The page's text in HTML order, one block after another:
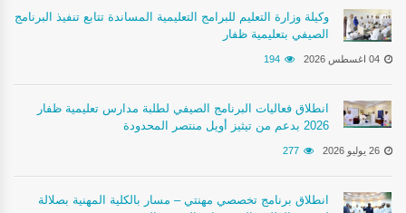
وكيلة وزارة التعليم للبرامج التعليمية المساندة تتابع تنفيذ البرنامج
الصيفي بتعليمية ظفار
04 اغسطس 2026 194
انطلاق فعاليات البرنامج الصيفي لطلبة مدارس تعليمية ظفار
2026 بدعم من تيثيز أويل منتصر المحدودة
26 يوليو 2026 277
انطلاق برنامج تخصصي مهنتي – مسار بالكلية المهنية بصلالة